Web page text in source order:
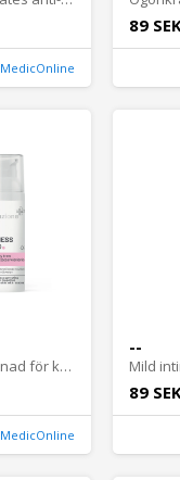
MedicOnline
89
Dagkräm mot rodnad för känslig hud och rosacea
MedicOnline
--
89